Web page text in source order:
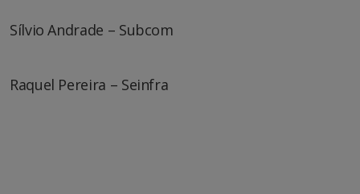
Sílvio Andrade – Subcom
Raquel Pereira – Seinfra